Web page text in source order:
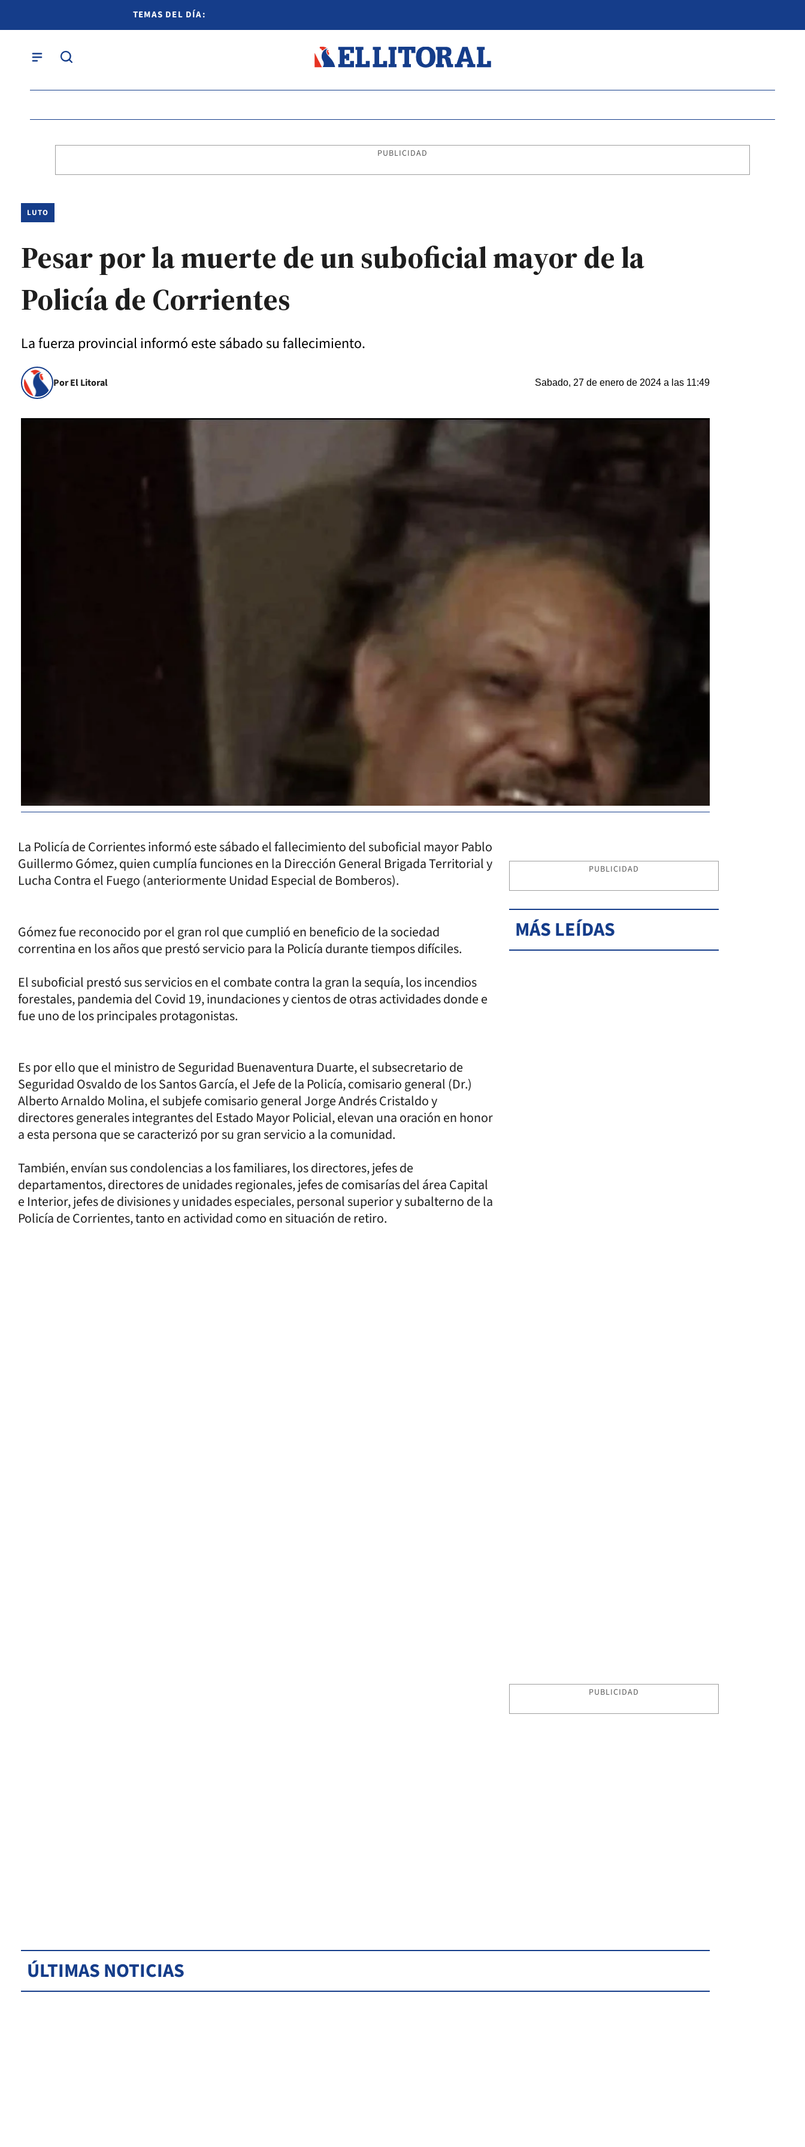
TEMAS DEL DÍA:
PUBLICIDAD
LUTO
Pesar por la muerte de un suboficial mayor de la
Policía de Corrientes
La fuerza provincial informó este sábado su fallecimiento.
Por El Litoral Sabado, 27 de enero de 2024 a las 11:49
La Policía de Corrientes informó este sábado el fallecimiento del suboficial mayor Pablo
Guillermo Gómez, quien cumplía funciones en la Dirección General Brigada Territorial y
Lucha Contra el Fuego (anteriormente Unidad Especial de Bomberos).
Gómez fue reconocido por el gran rol que cumplió en beneficio de la sociedad
correntina en los años que prestó servicio para la Policía durante tiempos difíciles.
El suboficial prestó sus servicios en el combate contra la gran la sequía, los incendios
forestales, pandemia del Covid 19, inundaciones y cientos de otras actividades donde e
fue uno de los principales protagonistas.
Es por ello que el ministro de Seguridad Buenaventura Duarte, el subsecretario de
Seguridad Osvaldo de los Santos García, el Jefe de la Policía, comisario general (Dr.)
Alberto Arnaldo Molina, el subjefe comisario general Jorge Andrés Cristaldo y
directores generales integrantes del Estado Mayor Policial, elevan una oración en honor
a esta persona que se caracterizó por su gran servicio a la comunidad.
También, envían sus condolencias a los familiares, los directores, jefes de
departamentos, directores de unidades regionales, jefes de comisarías del área Capital
e Interior, jefes de divisiones y unidades especiales, personal superior y subalterno de la
Policía de Corrientes, tanto en actividad como en situación de retiro.
PUBLICIDAD
MÁS LEÍDAS
PUBLICIDAD
ÚLTIMAS NOTICIAS